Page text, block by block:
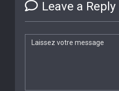
Leave a Reply